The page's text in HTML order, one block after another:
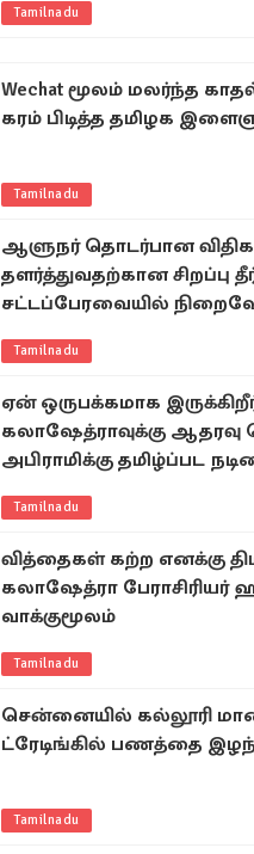
Tamilnadu
Wechat மூலம் மலர்ந்த
கரம் பிடித்த தமிழக
Tamilnadu
ஆளுநர் தொடர்பான
தளர்த்துவதற்கான சிறப்பு
சட்டப்பேரவையில்
Tamilnadu
ஏன் ஒருபக்கமாக
கலாஷேத்ராவுக்கு ஆதரவு
அபிராமிக்கு தமிழ்ப்பட
Tamilnadu
வித்தைகள் கற்ற எனக்கு
கலாஷேத்ரா பேராசிரியர்
வாக்குமூலம்
Tamilnadu
சென்னையில் கல்லூரி
ட்ரேடிங்கில் பணத்தை
Tamilnadu